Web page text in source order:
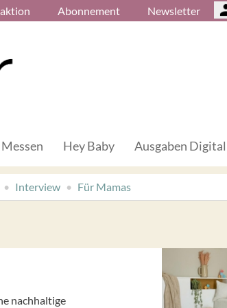
Abonnement Newsletter
Messen Hey Baby Ausgaben Digital
Interview Für Mamas
nachhaltige